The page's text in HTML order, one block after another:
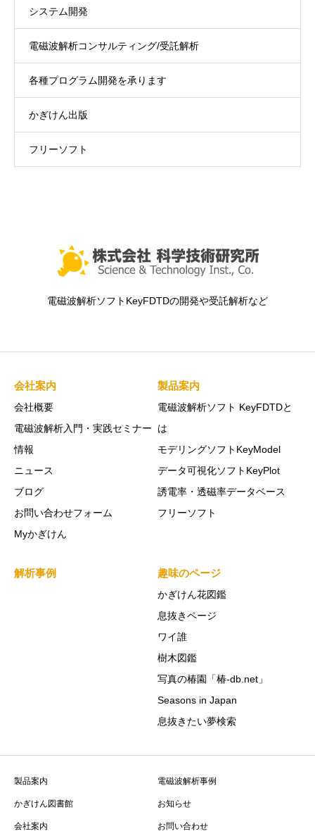
システム開発
電磁波解析コンサルティング/受託解析
各種プログラム開発を承ります
かぎけん出版
フリーソフト
電磁波解析ソフトKeyFDTDの開発や受託解析など
会社案内
会社概要
電磁波解析入門・実践セミナー
情報
ニュース
ブログ
お問い合わせフォーム
Myかぎけん
製品案内
電磁波解析ソフト KeyFDTDと
は
モデリングソフトKeyModel
データ可視化ソフトKeyPlot
誘電率・透磁率データベース
フリーソフト
解析事例 趣味のページ
かぎけん花図鑑
息抜きページ
ワイ誰
樹木図鑑
写真の椿園「椿-db.net」
Seasons in Japan
息抜きたい夢検索
製品案内 電磁波解析事例
かぎけん図書館 お知らせ
会社案内 お問い合わせ